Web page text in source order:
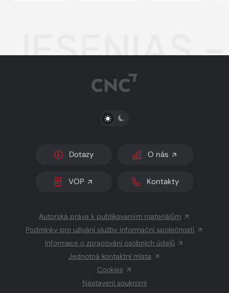
JESENIAS
PŘEPNOUT SVĚTLÝ/TMAVÝ REŽIM
Dotazy O nás
VOP Kontakty
Autorská práva k publikovaným materiálům
Podmínky pro užívání služby informační společnosti
Informace o zpracování osobních údajů
Jednotná kontaktní místa
Cookies
Nastavení soukromí